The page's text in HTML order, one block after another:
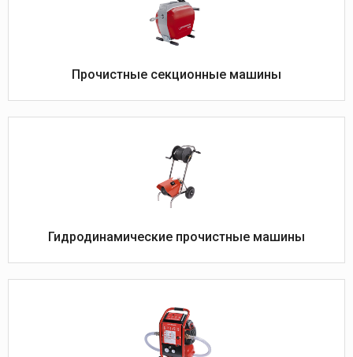
Прочистные секционные машины
Гидродинамические прочистные машины